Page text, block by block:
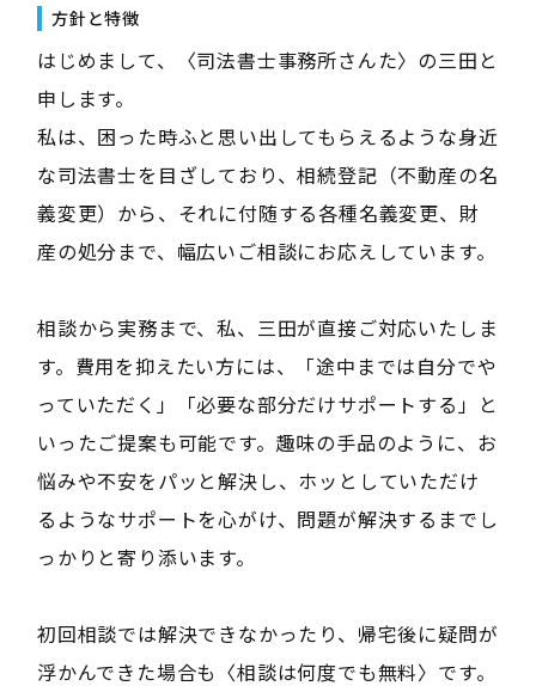
方針と特徴
はじめまして、〈司法書士事務所さんた〉の三田と
申します。
私は、困った時ふと思い出してもらえるような身近
な司法書士を目ざしており、相続登記（不動産の名
義変更）から、それに付随する各種名義変更、財
産の処分まで、幅広いご相談にお応えしています。
相談から実務まで、私、三田が直接ご対応いたしま
す。費用を抑えたい方には、「途中までは自分でや
っていただく」「必要な部分だけサポートする」と
いったご提案も可能です。趣味の手品のように、お
悩みや不安をパッと解決し、ホッとしていただけ
るようなサポートを心がけ、問題が解決するまでし
っかりと寄り添います。
初回相談では解決できなかったり、帰宅後に疑問が
浮かんできた場合も〈相談は何度でも無料〉です。